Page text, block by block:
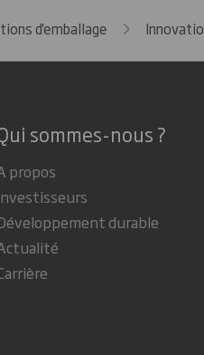
d'emballage
sommes-nous ?
propos
durable